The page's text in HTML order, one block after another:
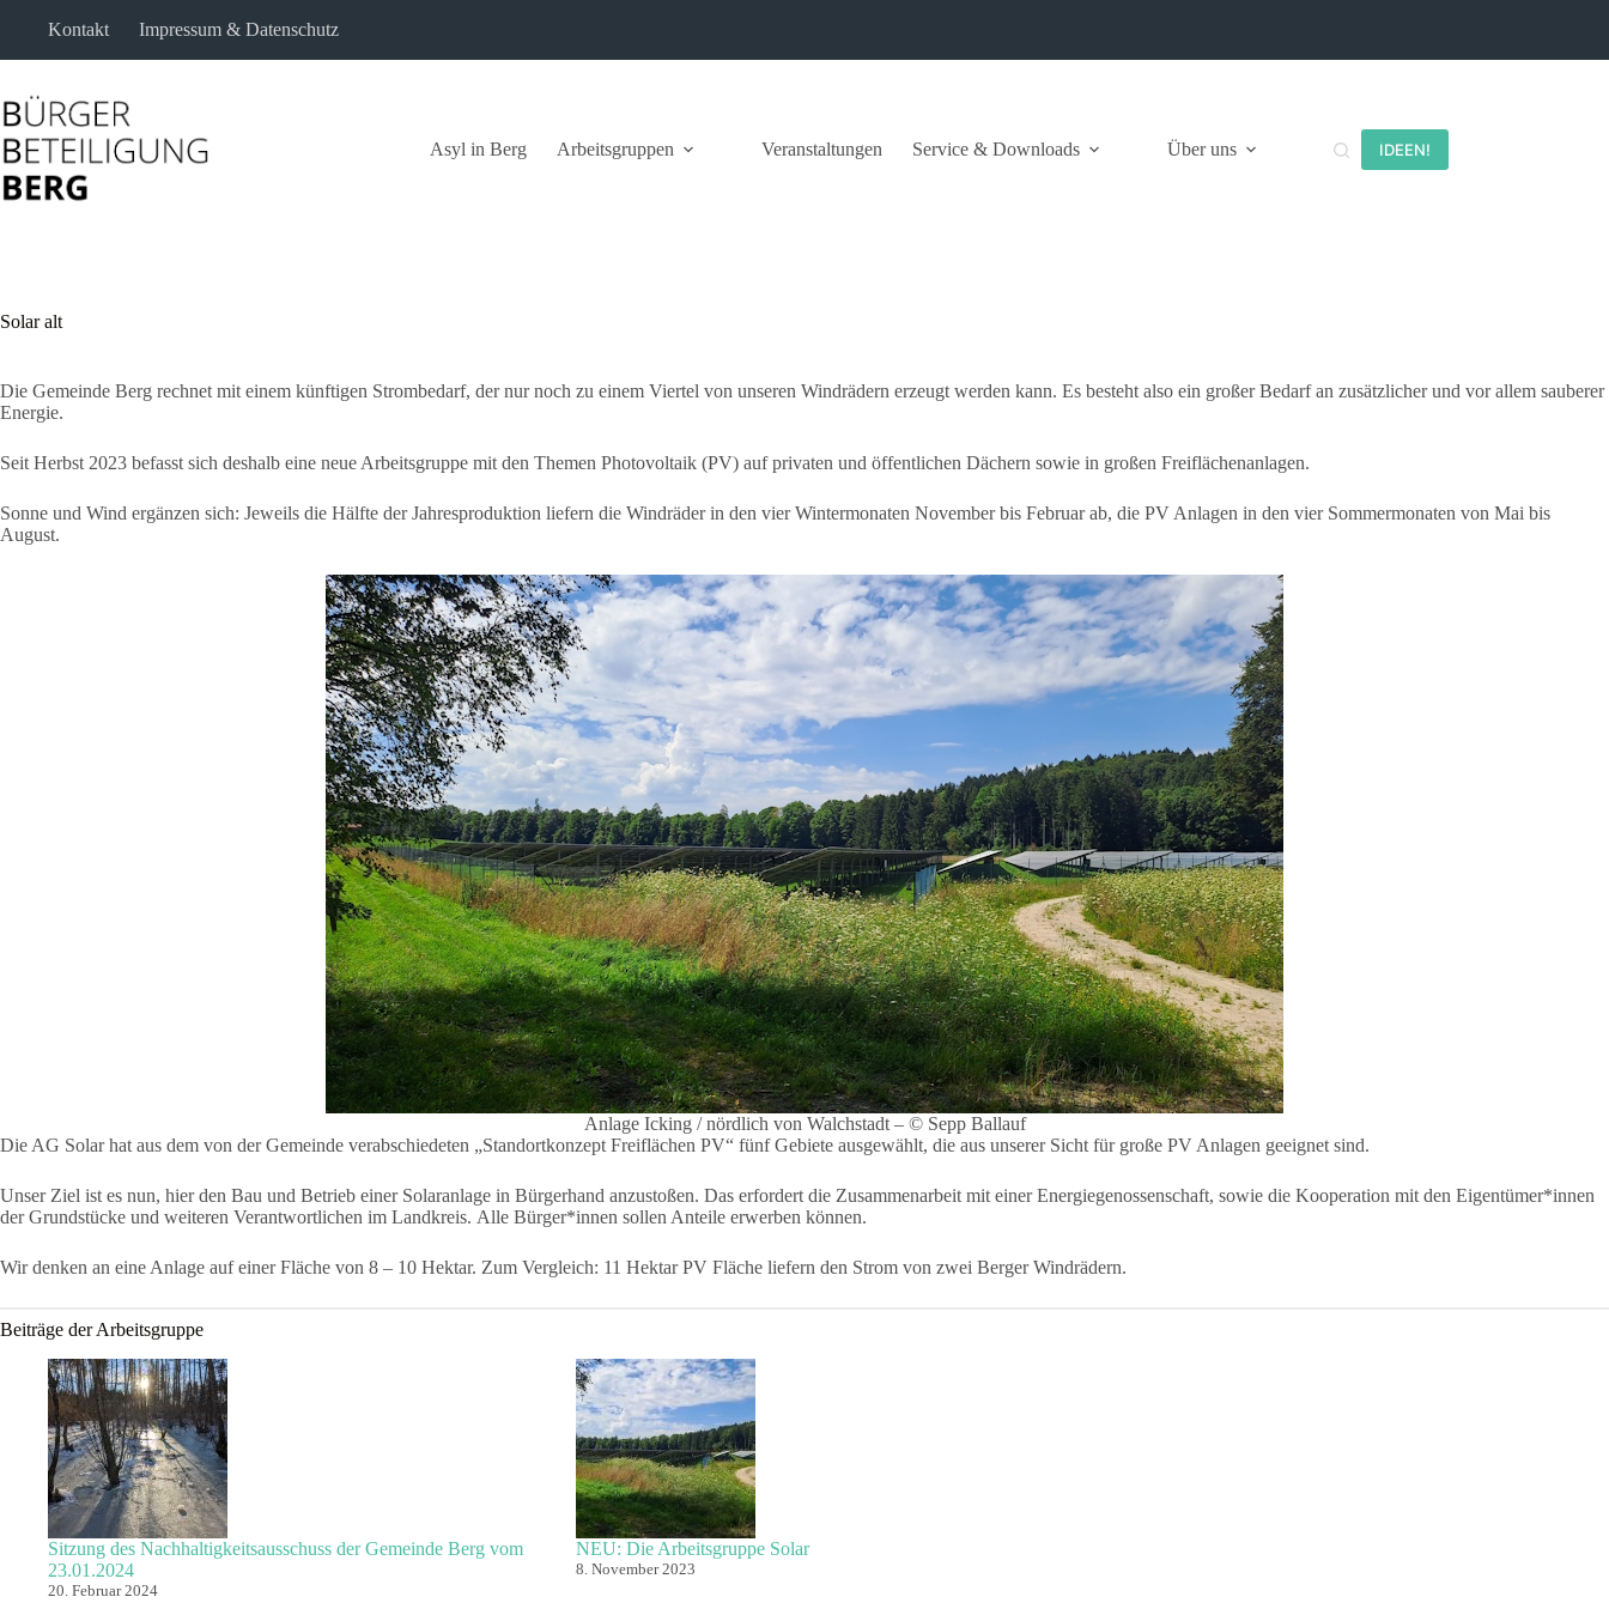
Kontakt Impressum & Datenschutz
Asyl in Berg Arbeitsgruppen Veranstaltungen Service & Downloads Über uns IDEEN!
Solar alt
Die Gemeinde Berg rechnet mit einem künftigen Strombedarf, der nur noch zu einem Viertel von unseren Windrädern erzeugt werden kann. Es besteht also ein großer Bedarf an zusätzlicher und vor allem sauberer
Energie.
Seit Herbst 2023 befasst sich deshalb eine neue Arbeitsgruppe mit den Themen Photovoltaik (PV) auf privaten und öffentlichen Dächern sowie in großen Freiflächenanlagen.
Sonne und Wind ergänzen sich: Jeweils die Hälfte der Jahresproduktion liefern die Windräder in den vier Wintermonaten November bis Februar ab, die PV Anlagen in den vier Sommermonaten von Mai bis
August.
Anlage Icking / nördlich von Walchstadt – © Sepp Ballauf
Die AG Solar hat aus dem von der Gemeinde verabschiedeten „Standortkonzept Freiflächen PV“ fünf Gebiete ausgewählt, die aus unserer Sicht für große PV Anlagen geeignet sind.
Unser Ziel ist es nun, hier den Bau und Betrieb einer Solaranlage in Bürgerhand anzustoßen. Das erfordert die Zusammenarbeit mit einer Energiegenossenschaft, sowie die Kooperation mit den Eigentümer*innen
der Grundstücke und weiteren Verantwortlichen im Landkreis. Alle Bürger*innen sollen Anteile erwerben können.
Wir denken an eine Anlage auf einer Fläche von 8 – 10 Hektar. Zum Vergleich: 11 Hektar PV Fläche liefern den Strom von zwei Berger Windrädern.
Beiträge der Arbeitsgruppe
Sitzung des Nachhaltigkeitsausschuss der Gemeinde Berg vom
23.01.2024
20. Februar 2024
NEU: Die Arbeitsgruppe Solar
8. November 2023